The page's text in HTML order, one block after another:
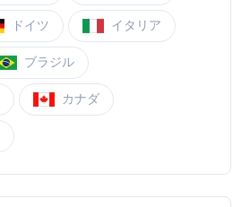
ドイツ イタリア
ブラジル
カナダ